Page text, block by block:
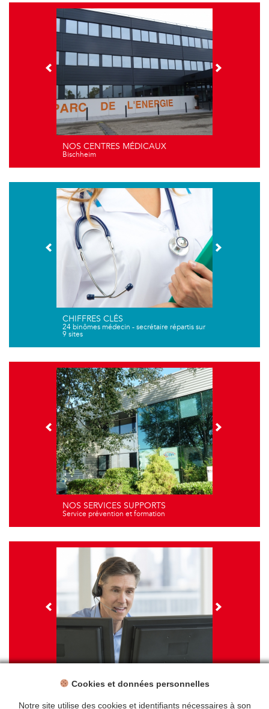
NOS CENTRES MÉDICAUX
Bischheim
CHIFFRES CLÉS
24 binômes médecin - secrétaire répartis sur
9 sites
NOS SERVICES SUPPORTS
Service prévention et formation
NOS FORMATIONS
Cookies et données personnelles
Notre site utilise des cookies et identifiants nécessaires à son